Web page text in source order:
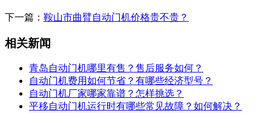
下一篇： 鞍山市曲臂自动门机价格贵不贵？
相关新闻
青岛自动门机哪里有售？售后服务如何？
自动门机费用如何节省？有哪些经济型号？
自动门机厂家哪家靠谱？怎样挑选？
平移自动门机运行时有哪些常见故障？如何解决？